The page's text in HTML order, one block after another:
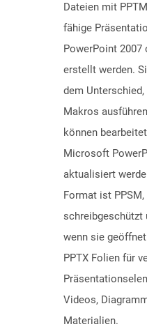
Dateien mit
fähige
PowerPoint 2007
erstellt werden.
dem
Makros
können
Microsoft
aktualisiert
Format ist
schreibgeschützt
wenn sie
PPTX Folien für
Videos,
Materialien.